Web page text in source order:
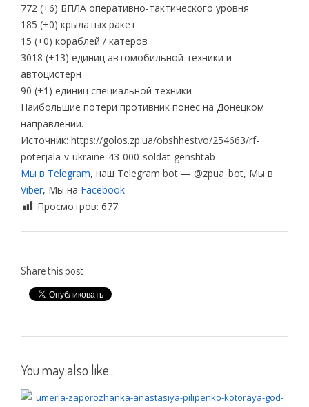
772 (+6) БПЛА оперативно-тактического уровня
185 (+0) крылатых ракет
15 (+0) кораблей / катеров
3018 (+13) единиц автомобильной техники и
автоцистерн
90 (+1) единиц специальной техники
Наибольшие потери противник понес на Донецком
направлении.
Источник: https://golos.zp.ua/obshhestvo/254663/rf-
poterjala-v-ukraine-43-000-soldat-genshtab
Мы в Telegram, наш Telegram bot — @zpua_bot, Мы в
Viber, Мы на Facebook
Просмотров: 677
Share this post
You may also like...